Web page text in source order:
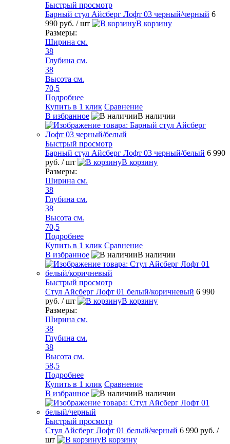
Быстрый просмотр
Барный стул Айсберг Лофт 03 черный/черный 6
990 руб. / шт
В корзину
Размеры:
Ширина см.
38
Глубина см.
38
Высота см.
70,5
Подробнее
Купить в 1 клик Сравнение
В избранное
В наличии
Быстрый просмотр
Барный стул Айсберг Лофт 03 черный/белый 6 990
руб. / шт
В корзину
Размеры:
Ширина см.
38
Глубина см.
38
Высота см.
70,5
Подробнее
Купить в 1 клик Сравнение
В избранное
В наличии
Быстрый просмотр
Стул Айсберг Лофт 01 белый/коричневый 6 990
руб. / шт
В корзину
Размеры:
Ширина см.
38
Глубина см.
38
Высота см.
58,5
Подробнее
Купить в 1 клик Сравнение
В избранное
В наличии
Быстрый просмотр
Стул Айсберг Лофт 01 белый/черный 6 990 руб. /
шт
В корзину